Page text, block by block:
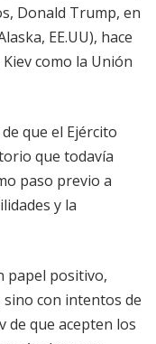
Donald Trump, en
EE.UU), hace
como la Unión
que el Ejército
que todavía
paso previo a
y la
papel positivo,
con intentos de
de que acepten los